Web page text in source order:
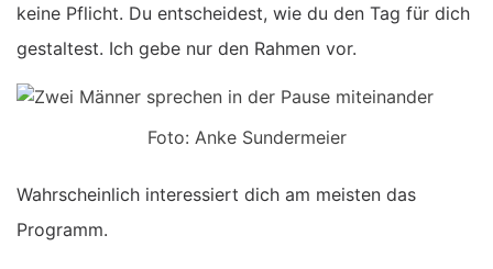
keine Pflicht. Du entscheidest, wie du den Tag für dich
gestaltest. Ich gebe nur den Rahmen vor.
Foto: Anke Sundermeier
Wahrscheinlich interessiert dich am meisten das
Programm.